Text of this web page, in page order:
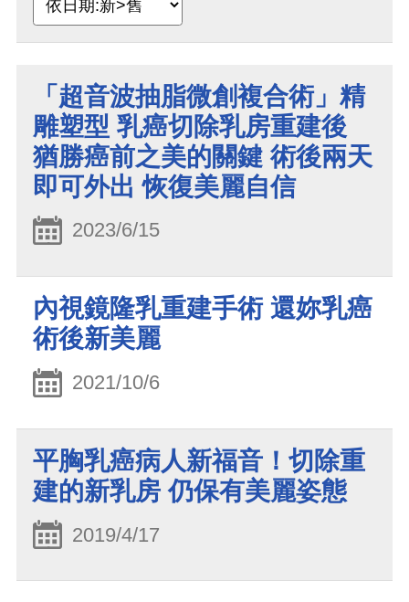
「超音波抽脂微創複合術」精
雕塑型 乳癌切除乳房重建後
猶勝癌前之美的關鍵 術後兩天
即可外出 恢復美麗自信
2023/6/15
內視鏡隆乳重建手術 還妳乳癌
術後新美麗
2021/10/6
平胸乳癌病人新福音！切除重
建的新乳房 仍保有美麗姿態
2019/4/17